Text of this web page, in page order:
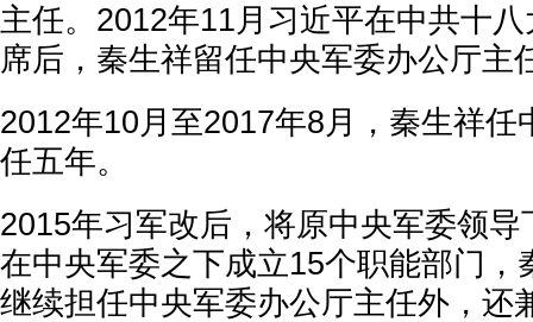
主任。2012年11月习近平在中共十
席后，秦生祥留任中央军委办公厅主
2012年10月至2017年8月，秦生祥任
任五年。
2015年习军改后，将原中央军委领
在中央军委之下成立15个职能部门，
继续担任中央军委办公厅主任外，还